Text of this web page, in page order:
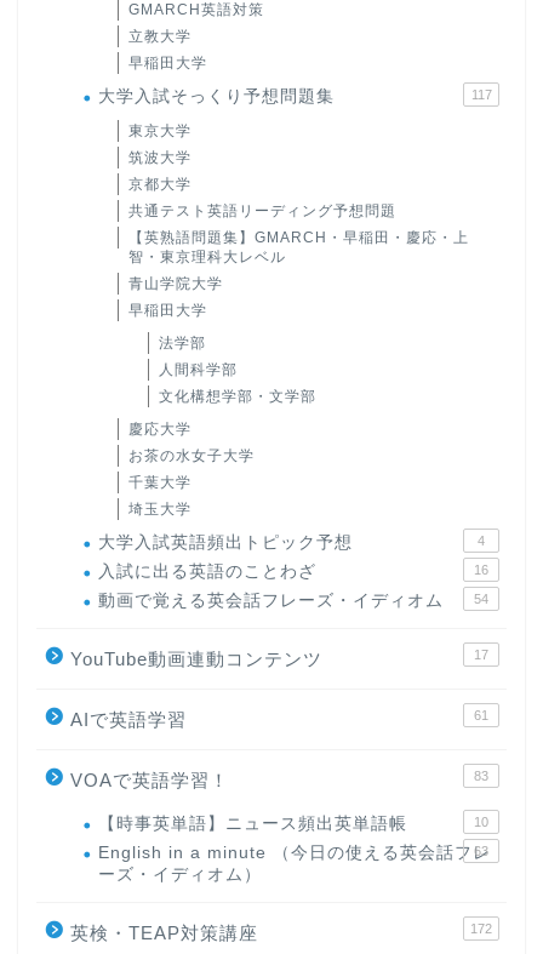
GMARCH英語対策
立教大学
早稲田大学
大学入試そっくり予想問題集 117
東京大学
筑波大学
京都大学
共通テスト英語リーディング予想問題
【英熟語問題集】GMARCH・早稲田・慶応・上
智・東京理科大レベル
青山学院大学
早稲田大学
法学部
人間科学部
文化構想学部・文学部
慶応大学
お茶の水女子大学
千葉大学
埼玉大学
大学入試英語頻出トピック予想 4
入試に出る英語のことわざ 16
動画で覚える英会話フレーズ・イディオム 54
YouTube動画連動コンテンツ 17
AIで英語学習 61
VOAで英語学習！ 83
【時事英単語】ニュース頻出英単語帳 10
English in a minute （今日の使える英会話フレ
ーズ・イディオム）
63
英検・TEAP対策講座 172